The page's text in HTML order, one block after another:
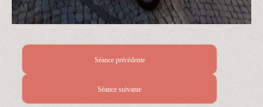
Séance précédente
Séance suivante